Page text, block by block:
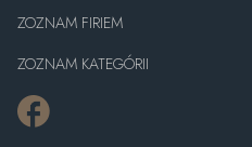
ZOZNAM FIRIEM
ZOZNAM KATEGÓRII